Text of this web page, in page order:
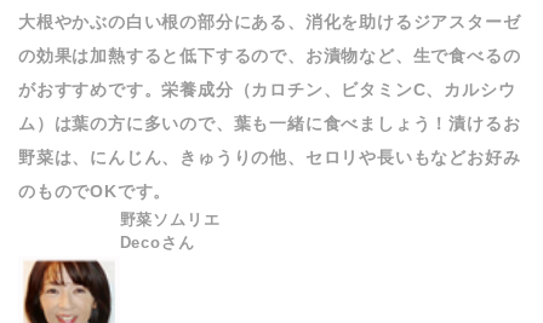
大根やかぶの白い根の部分にある、消化を助けるジアスターゼ
の効果は加熱すると低下するので、お漬物など、生で食べるの
がおすすめです。栄養成分（カロチン、ビタミンC、カルシウ
ム）は葉の方に多いので、葉も一緒に食べましょう！漬けるお
野菜は、にんじん、きゅうりの他、セロリや長いもなどお好み
のものでOKです。
野菜ソムリエ
Decoさん